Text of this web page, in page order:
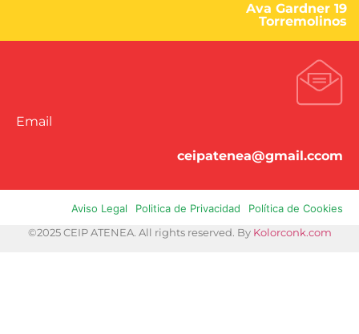
Ava Gardner 19
Torremolinos
Email
ceipatenea@gmail.ccom
Aviso Legal Politica de Privacidad
Política de Cookies
©2025 CEIP ATENEA. All rights reserved. By Kolorconk.com